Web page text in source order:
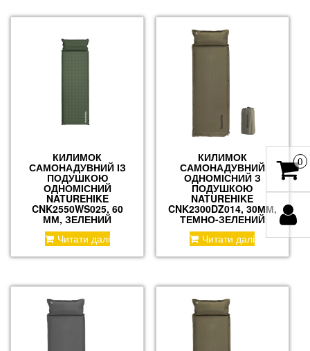
КИЛИМОК
САМОНАДУВНИЙ ІЗ
ПОДУШКОЮ
ОДНОМІСНИЙ
NATUREHIKE
CNK2550WS025, 60
ММ, ЗЕЛЕНИЙ
Читати далі
КИЛИМОК
САМОНАДУВНИЙ
ОДНОМІСНИЙ З
ПОДУШКОЮ
NATUREHIKE
CNK2300DZ014, 30ММ,
ТЕМНО-ЗЕЛЕНИЙ
Читати далі
0